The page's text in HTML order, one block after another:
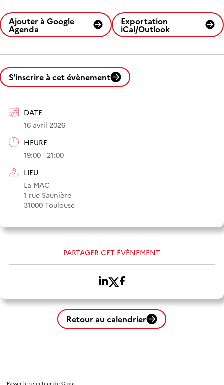
S'inscrire à cet évènement
DATE
16 avril 2026
HEURE
19:00 - 21:00
LIEU
La MAC
1 rue Saunière
31000 Toulouse
PARTAGER CET ÉVÈNEMENT
Ajouter à Google
Agenda
Exportation
iCal/Outlook
Retour au calendrier
Passer le selecteur de Crous